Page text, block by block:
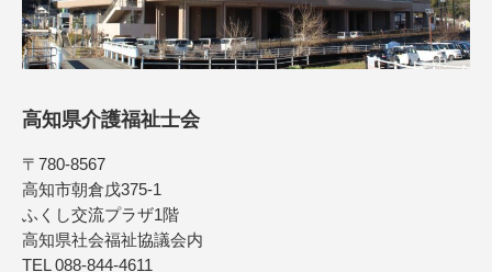
高知県介護福祉士会
〒780-8567
高知市朝倉戊375-1
ふくし交流プラザ1階
高知県社会福祉協議会内
TEL 088-844-4611